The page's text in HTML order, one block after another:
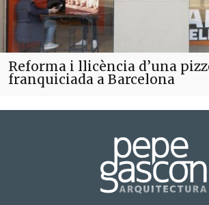
Reforma i llicència d’una
franquiciada a Barcelona